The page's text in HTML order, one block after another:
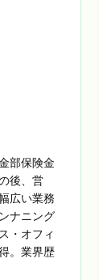
部保険金
後、営
広い業務
ナニング
・オフィ
。業界歴